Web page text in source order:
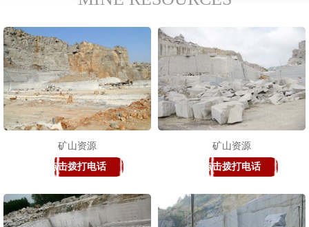
矿山资源
点击拨打电话
矿山资源
点击拨打电话